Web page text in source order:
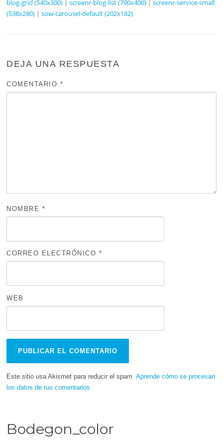
blog-grid (540x300) |screenr-blog-list (790x400) |screenr-service-small
(538x280) |sow-carousel-default (202x182)
DEJA UNA RESPUESTA
COMENTARIO *
NOMBRE *
CORREO ELECTRÓNICO *
WEB
Este sitio usa Akismet para reducir el spam.Aprende cómo se procesan
los datos de tus comentarios.
Bodegon_color